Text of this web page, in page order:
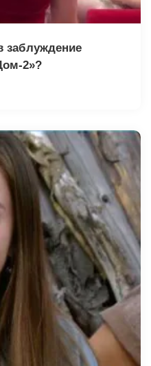
заблуждение
2»?